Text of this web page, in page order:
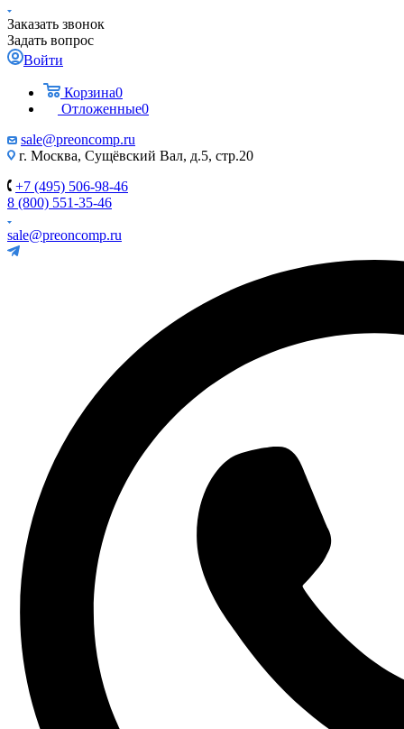
Заказать звонок
Задать вопрос
Войти
Корзина0
Отложенные0
sale@preoncomp.ru
г. Москва, Сущёвский Вал, д.5, стр.20
+7 (495) 506-98-46
8 (800) 551-35-46
sale@preoncomp.ru